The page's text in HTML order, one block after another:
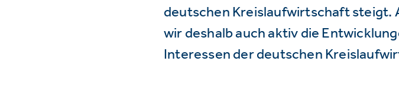
deutschen Kreislaufwirtschaft steigt.
wir deshalb auch aktiv die
Interessen der deutschen